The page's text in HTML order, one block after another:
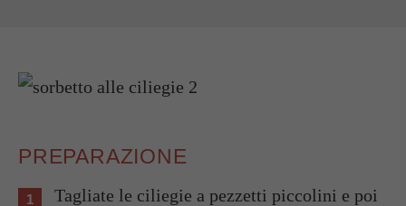
PREPARAZIONE
Tagliate le ciliegie a pezzetti piccolini e poi